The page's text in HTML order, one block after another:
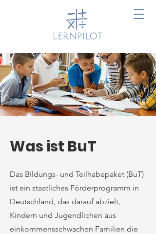
Was ist BuT
Das Bildungs- und Teilhabepaket (BuT)
ist ein staatliches Förderprogramm in
Deutschland, das darauf abzielt,
Kindern und Jugendlichen aus
einkommensschwachen Familien die